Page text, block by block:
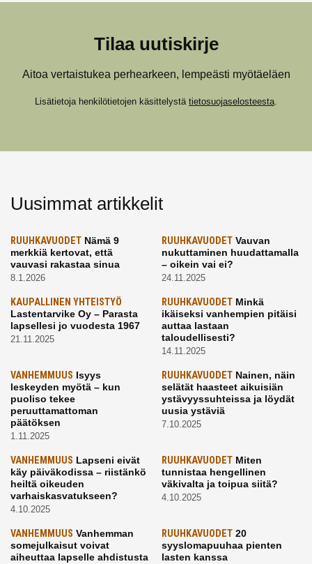
Tilaa uutiskirje
Aitoa vertaistukea perhearkeen, lempeästi myötäeläen
Lisätietoja henkilötietojen käsittelystä tietosuojaselosteesta.
Uusimmat artikkelit
RUUHKAVUODET Nämä 9
merkkiä kertovat, että
vauvasi rakastaa sinua
8.1.2026
RUUHKAVUODETVauvan
nukuttaminen huudattamalla
– oikein vai ei?
24.11.2025
KAUPALLINEN YHTEISTYÖ
Lastentarvike Oy – Parasta
lapsellesi jo vuodesta 1967
21.11.2025
RUUHKAVUODETMinkä
ikäiseksi vanhempien pitäisi
auttaa lastaan
taloudellisesti?
14.11.2025
VANHEMMUUS Isyys
leskeyden myötä – kun
puoliso tekee
peruuttamattoman
päätöksen
1.11.2025
RUUHKAVUODETNainen, näin
selätät haasteet aikuisiän
ystävyyssuhteissa ja löydät
uusia ystäviä
7.10.2025
VANHEMMUUS Lapseni eivät
käy päiväkodissa – riistänkö
heiltä oikeuden
varhaiskasvatukseen?
4.10.2025
RUUHKAVUODETMiten
tunnistaa hengellinen
väkivalta ja toipua siitä?
4.10.2025
VANHEMMUUS Vanhemman
somejulkaisut voivat
aiheuttaa lapselle ahdistusta
RUUHKAVUODET20
syyslomapuuhaa pienten
lasten kanssa